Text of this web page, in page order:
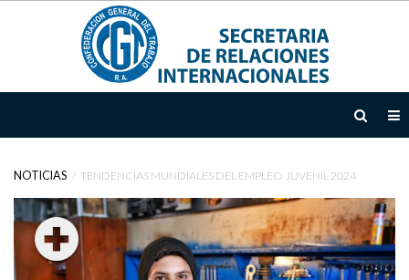
INICIO
INSTITUCIONAL
ÁREAS
DE
ACCIÓN
NOTICIAS TENDENCIAS MUNDIALES DEL EMPLEO JUVENIL 2024